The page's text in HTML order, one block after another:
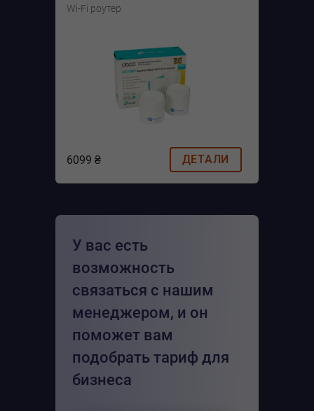
Wi-Fi роутер
6099 ₴ ДЕТАЛИ
У вас есть
возможность
связаться с нашим
менеджером, и он
поможет вам
подобрать тариф для
бизнеса